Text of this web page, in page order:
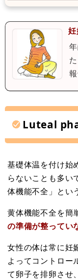
Luteal
基礎体温を付け始
らないことも多い
体機能不全」とい
黄体機能不全を簡
の準備が整ってい
女性の体は常に妊
よってコントロー
て卵子を排卵させ